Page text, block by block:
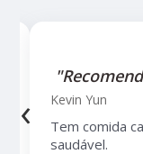
Kevin Yun
Tem comida
saudável.
‹